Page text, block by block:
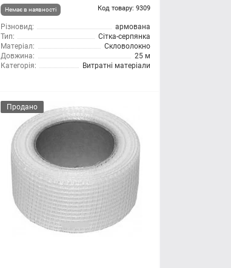
Немає в наявності Код товару: 9309
Різновид:
армована
Тип:
Сітка-серпянка
Матеріал:
Скловолокно
Довжина:
25 м
Категорія:
Витратні матеріали
Продано